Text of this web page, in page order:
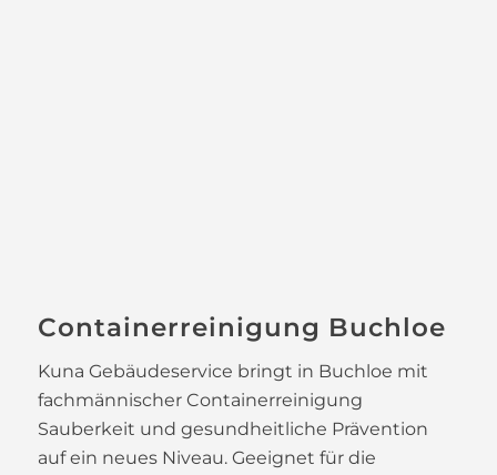
Containerreinigung Buchloe
Kuna Gebäudeservice bringt in Buchloe mit
fachmännischer Containerreinigung
Sauberkeit und gesundheitliche Prävention
auf ein neues Niveau. Geeignet für die